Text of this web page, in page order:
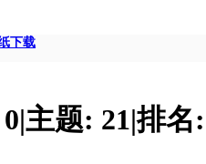
下载
0|主题: 21|排